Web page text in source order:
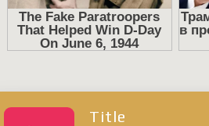
Title